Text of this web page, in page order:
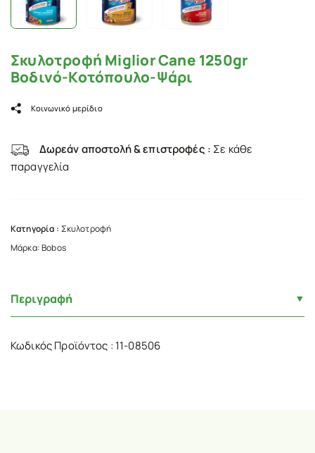
Σκυλοτροφή Miglior Cane 1250gr
Βοδινό-Κοτόπουλο-Ψάρι
Κοινωνικό μερίδιο
Δωρεάν αποστολή & επιστροφές : Σε κάθε
παραγγελία
Κατηγορία : Σκυλοτροφή
Μάρκα:Bobos
Περιγραφή
Κωδικός Προϊόντος : 11-08506